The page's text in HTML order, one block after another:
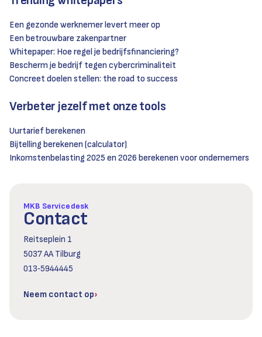
Een gezonde werknemer levert meer op
Een betrouwbare zakenpartner
Whitepaper: Hoe regel je bedrijfsfinanciering?
Bescherm je bedrijf tegen cybercriminaliteit
Concreet doelen stellen: the road to success
Verbeter jezelf met onze tools
Uurtarief berekenen
Bijtelling berekenen (calculator)
Inkomstenbelasting 2025 en 2026 berekenen voor ondernemers
MKB Servicedesk
Contact
Reitseplein 1
5037 AA Tilburg
013‑5944445
Neem contact op